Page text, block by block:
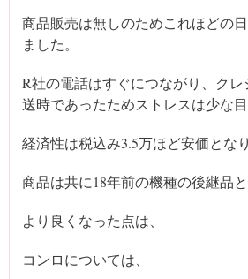
商品販売は無しのためこれほどの
ました。
R社の電話はすぐにつながり、ク
送時であったためストレスは少な目
経済性は税込み3.5万ほど安価とな
商品は共に18年前の機種の後継品と
より良くなった点は、
コンロについては、